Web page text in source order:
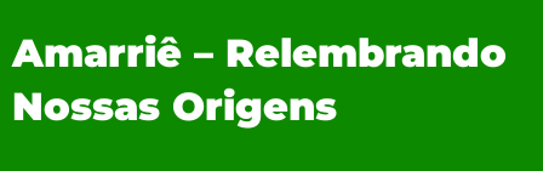
Amarriê – Relembrando
Nossas Origens